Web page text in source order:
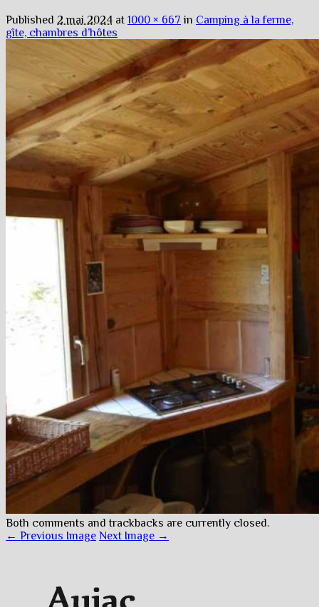
Published 2 mai 2024 at 1000 × 667 in Camping à la ferme,
gîte, chambres d’hôtes
Both comments and trackbacks are currently closed.
← Previous Image Next Image →